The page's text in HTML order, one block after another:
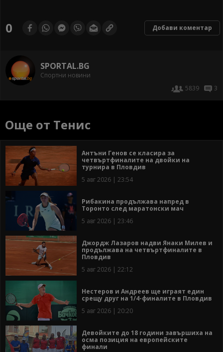
0 Добави коментар
SPORTAL.BG
Спортни новини
5839
3
Още от Тенис
Антъни Генов се класира за
четвъртфиналите на двойки на
турнира в Пловдив
5 авг 2026 | 23:54
Рибакина продължава напред в
Торонто след маратонски мач
5 авг 2026 | 23:46
Джордж Лазаров надви Янаки Милев и
продължава на четвъртфиналите в
Пловдив
5 авг 2026 | 22:12
Нестеров и Андреев ще играят един
срещу друг на 1/4-финалите в Пловдив
5 авг 2026 | 20:20
Девойките до 18 години завършиха на
осма позиция на европейските
финали